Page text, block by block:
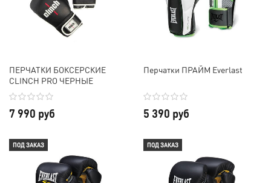
ПЕРЧАТКИ БОКСЕРСКИЕ
CLINCH PRO ЧЕРНЫЕ
7 990 руб
Перчатки ПРАЙМ Everlast
5 390 руб
ПОД ЗАКАЗ ПОД ЗАКАЗ